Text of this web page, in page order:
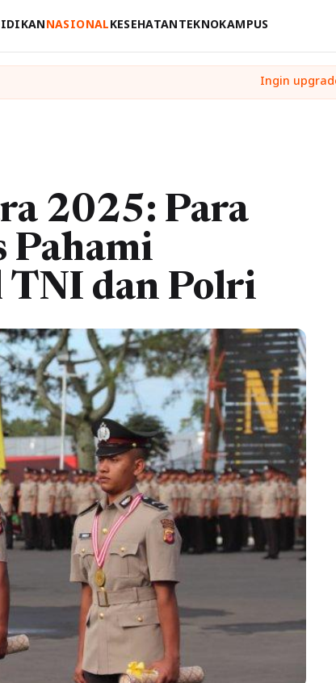
NASIONALKESEHATANTEKNOKAMPUS
2025: Para
Pahami
TNI dan Polri